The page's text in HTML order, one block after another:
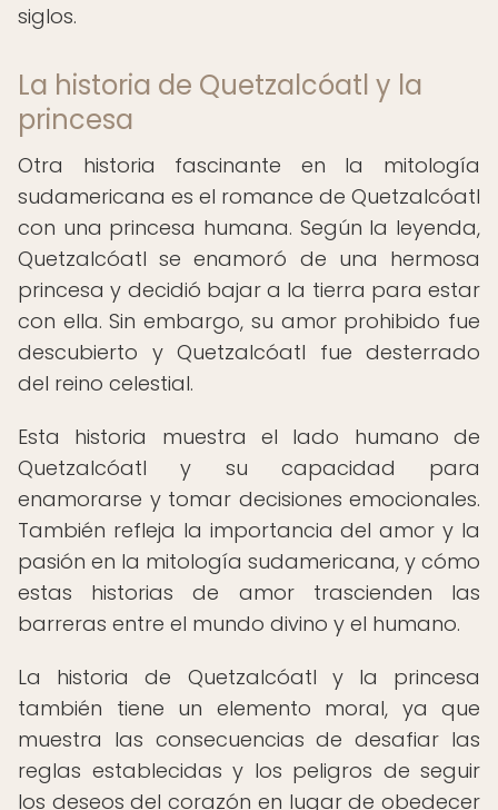
siglos.
La historia de Quetzalcóatl y la
princesa
Otra historia fascinante en la mitología
sudamericana es el romance de Quetzalcóatl
con una princesa humana. Según la leyenda,
Quetzalcóatl se enamoró de una hermosa
princesa y decidió bajar a la tierra para estar
con ella. Sin embargo, su amor prohibido fue
descubierto y Quetzalcóatl fue desterrado
del reino celestial.
Esta historia muestra el lado humano de
Quetzalcóatl y su capacidad para
enamorarse y tomar decisiones emocionales.
También refleja la importancia del amor y la
pasión en la mitología sudamericana, y cómo
estas historias de amor trascienden las
barreras entre el mundo divino y el humano.
La historia de Quetzalcóatl y la princesa
también tiene un elemento moral, ya que
muestra las consecuencias de desafiar las
reglas establecidas y los peligros de seguir
los deseos del corazón en lugar de obedecer